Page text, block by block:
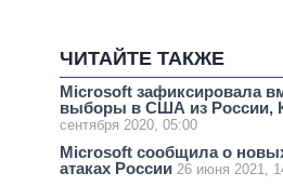
ЧИТАЙТЕ ТАКЖЕ
Microsoft зафиксировала
выборы в США из России,
сентября 2020, 05:00
Microsoft сообщила о
атаках России 26 июня 2021,